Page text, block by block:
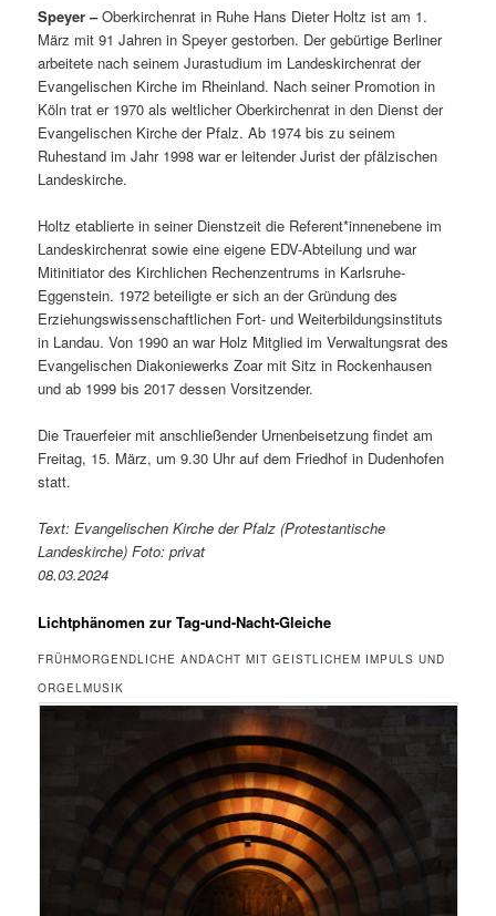
Speyer –Oberkirchenrat in Ruhe Hans Dieter Holtz ist am 1.
März mit 91 Jahren in Speyer gestorben. Der gebürtige Berliner
arbeitete nach seinem Jurastudium im Landeskirchenrat der
Evangelischen Kirche im Rheinland. Nach seiner Promotion in
Köln trat er 1970 als weltlicher Oberkirchenrat in den Dienst der
Evangelischen Kirche der Pfalz. Ab 1974 bis zu seinem
Ruhestand im Jahr 1998 war er leitender Jurist der pfälzischen
Landeskirche.
Holtz etablierte in seiner Dienstzeit die Referent*innenebene im
Landeskirchenrat sowie eine eigene EDV-Abteilung und war
Mitinitiator des Kirchlichen Rechenzentrums in Karlsruhe-
Eggenstein. 1972 beteiligte er sich an der Gründung des
Erziehungswissenschaftlichen Fort- und Weiterbildungsinstituts
in Landau. Von 1990 an war Holz Mitglied im Verwaltungsrat des
Evangelischen Diakoniewerks Zoar mit Sitz in Rockenhausen
und ab 1999 bis 2017 dessen Vorsitzender.
Die Trauerfeier mit anschließender Urnenbeisetzung findet am
Freitag, 15. März, um 9.30 Uhr auf dem Friedhof in Dudenhofen
statt.
Text: Evangelischen Kirche der Pfalz (Protestantische
Landeskirche) Foto: privat
08.03.2024
Lichtphänomen zur Tag-und-Nacht-Gleiche
FRÜHMORGENDLICHE ANDACHT MIT GEISTLICHEM IMPULS UND
ORGELMUSIK